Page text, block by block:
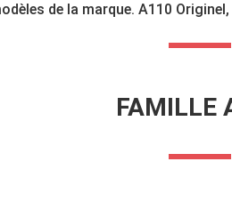
de la marque. A110
FAMILLE